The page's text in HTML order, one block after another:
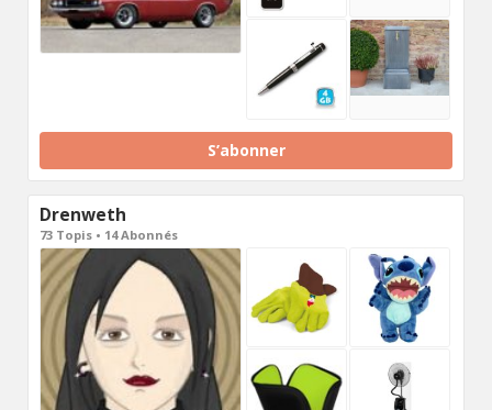
S’abonner
Drenweth
73 Topis • 14 Abonnés